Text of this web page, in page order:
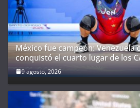
México fue campeón: Venezuela
conquistó el cuarto lugar de los
9 agosto, 2026